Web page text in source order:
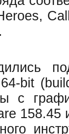
bit
с
158.45